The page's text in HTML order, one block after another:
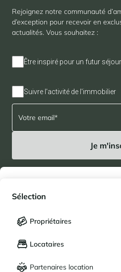
Français
DEVISE
Sélection
Propriétaires
Locataires
Partenaires location
À propos
Rejoignez notre communauté
d’exception pour recevoir en
actualités. Vous souhaitez :
Être inspiré pour un futur séjour
Suivre l'activité de l'immobilier
soient uniquement utilisées par